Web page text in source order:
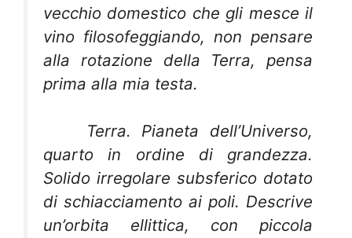
vecchio domestico che gli mesce il
vino filosofeggiando, non pensare
alla rotazione della Terra, pensa
prima alla mia testa.
Terra. Pianeta dell’Universo,
quarto in ordine di grandezza.
Solido irregolare subsferico dotato
di schiacciamento ai poli. Descrive
un’orbita ellittica, con piccola